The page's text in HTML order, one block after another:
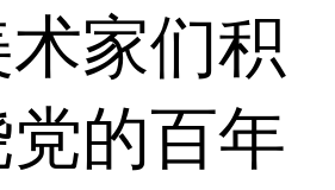
家们积
的百年